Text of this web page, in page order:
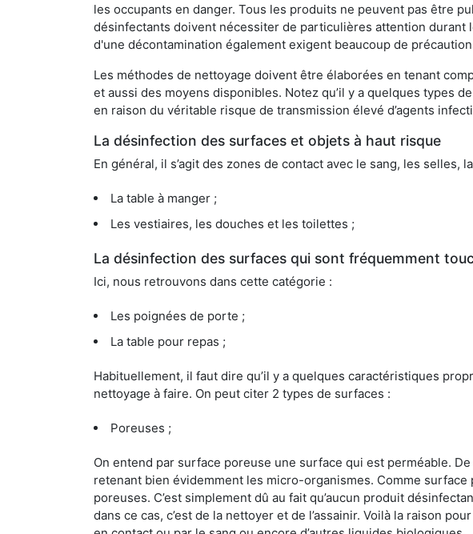
les occupants en danger. Tous les produits ne peuvent pas être
désinfectants doivent nécessiter de particulières attention
d'une décontamination également exigent beaucoup de
Les méthodes de nettoyage doivent être élaborées en tenant
et aussi des moyens disponibles. Notez qu’il y a quelques types
en raison du véritable risque de transmission élevé d’agents
La désinfection des surfaces et objets à haut risque
En général, il s’agit des zones de contact avec le sang, les
La table à manger ;
Les vestiaires, les douches et les toilettes ;
La désinfection des surfaces qui sont fréquemment
Ici, nous retrouvons dans cette catégorie :
Les poignées de porte ;
La table pour repas ;
Habituellement, il faut dire qu’il y a quelques caractéristiques
nettoyage à faire. On peut citer 2 types de surfaces :
Poreuses ;
On entend par surface poreuse une surface qui est perméable.
retenant bien évidemment les micro-organismes. Comme
poreuses. C’est simplement dû au fait qu’aucun produit
dans ce cas, c’est de la nettoyer et de l’assainir. Voilà la raison